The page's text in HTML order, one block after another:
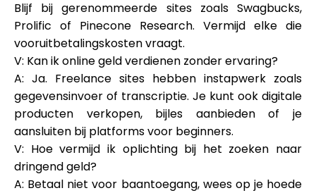
Blijf bij gerenommeerde sites zoals Swagbucks,
Prolific of Pinecone Research. Vermijd elke die
vooruitbetalingskosten vraagt.
V: Kan ik online geld verdienen zonder ervaring?
A: Ja. Freelance sites hebben instapwerk zoals
gegevensinvoer of transcriptie. Je kunt ook digitale
producten verkopen, bijles aanbieden of je
aansluiten bij platforms voor beginners.
V: Hoe vermijd ik oplichting bij het zoeken naar
dringend geld?
A: Betaal niet voor baantoegang, wees op je hoede